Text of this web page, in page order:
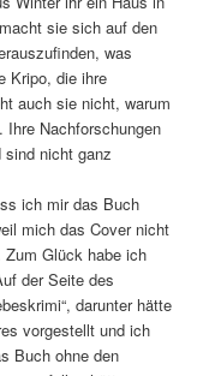
sie sich auf den
was
Kripo, die ihre
auch sie nicht, warum
Nachforschungen
sind nicht ganz
ich mir das Buch
mich das Cover nicht
Glück habe ich
der Seite des
darunter hätte
vorgestellt und ich
Buch ohne den